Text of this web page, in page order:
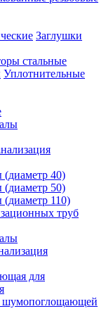
Заглушки
стальные
Уплотнительные
40)
50)
110)
труб
для
шумопоглощающей